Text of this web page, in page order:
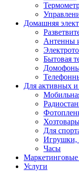
Домашняя
Антенны
Бытовая
Для активных
Для
Игрушки,
Часы
Услуги